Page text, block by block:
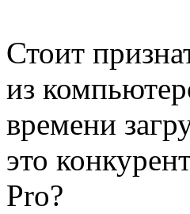
Стоит
из
времени
это
Pro?